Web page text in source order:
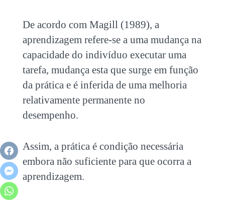
De acordo com Magill (1989), a
aprendizagem refere-se a uma mudança na
capacidade do indivíduo executar uma
tarefa, mudança esta que surge em função
da prática e é inferida de uma melhoria
relativamente permanente no
desempenho.
Assim, a prática é condição necessária
embora não suficiente para que ocorra a
aprendizagem.